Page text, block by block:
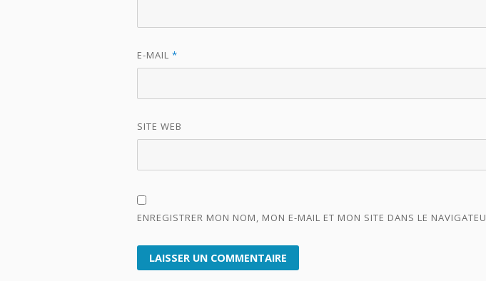
E-MAIL *
SITE WEB
ENREGISTRER MON NOM, MON E-MAIL ET MON SITE DANS LE